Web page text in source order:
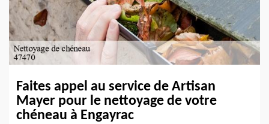
Faites appel au service de Artisan
Mayer pour le nettoyage de votre
chéneau à Engayrac